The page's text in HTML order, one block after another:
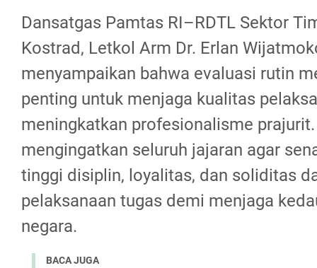
Dansatgas Pamtas RI–RDTL Sektor
Kostrad, Letkol Arm Dr. Erlan
menyampaikan bahwa evaluasi rutin
penting untuk menjaga kualitas
meningkatkan profesionalisme
mengingatkan seluruh jajaran agar
tinggi disiplin, loyalitas, dan soliditas
pelaksanaan tugas demi menjaga
negara.
BACA JUGA